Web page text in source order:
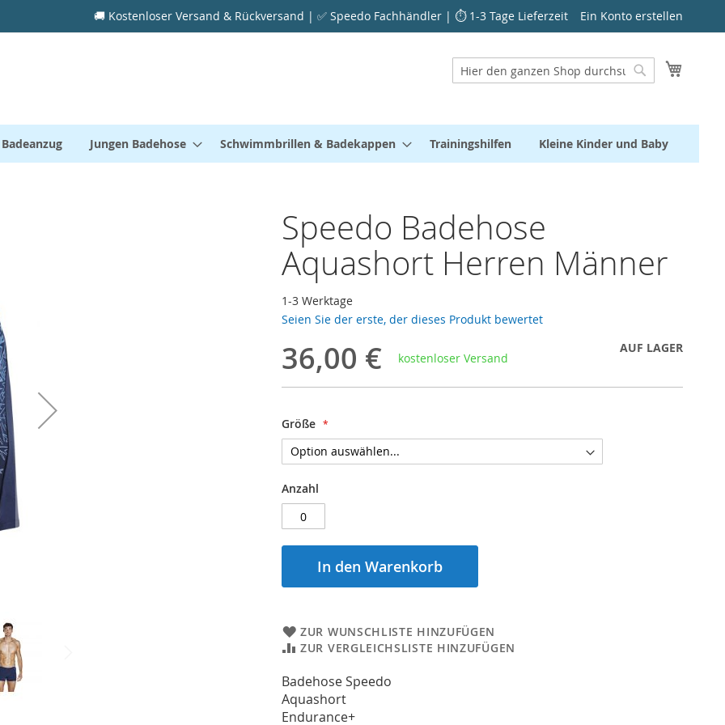
🚚 Kostenloser Versand & Rückversand | ✅ Speedo Fachhändler | ⏱ 1-3 Tage Lieferzeit Ein Konto erstellen
Suche
Jungen Badehose Schwimmbrillen & Badekappen Trainingshilfen Kleine Kinder und Baby
Speedo Badehose
Aquashort Herren Männer
1-3 Werktage
Seien Sie der erste, der dieses Produkt bewertet
36,00 € kostenloser Versand
AUF LAGER
Größe
Anzahl
In den Warenkorb
ZUR WUNSCHLISTE HINZUFÜGEN
ZUR VERGLEICHSLISTE HINZUFÜGEN
Badehose Speedo
Aquashort
Endurance+